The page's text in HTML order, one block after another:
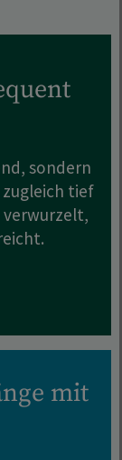
sondern
tief
verwurzelt,
mit